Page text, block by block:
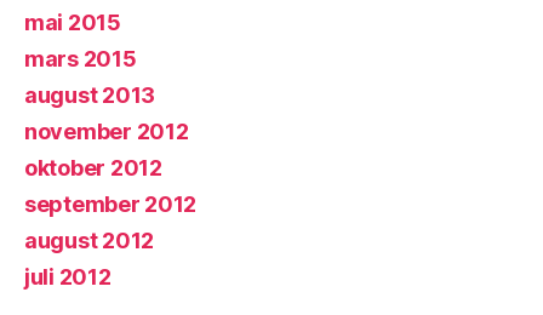
mai 2015
mars 2015
august 2013
november 2012
oktober 2012
september 2012
august 2012
juli 2012